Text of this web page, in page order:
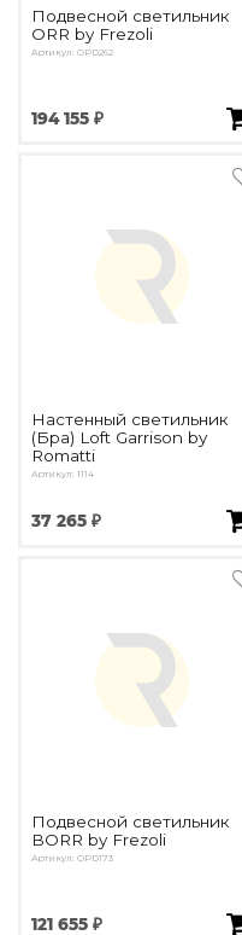
Подвесной светильник
ORR by Frezoli
Артикул: OPD262
194 155 ₽
Настенный светильник
(Бра) Loft Garrison by
Romatti
Артикул: 1114
37 265 ₽
Подвесной светильник
BORR by Frezoli
Артикул: OPD173
121 655 ₽